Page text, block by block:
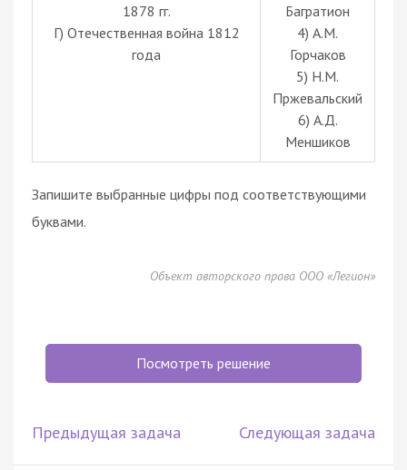
1878 гг.
Г) Отечественная война 1812
года
Багратион
4) А.М.
Горчаков
5) Н.М.
Пржевальский
6) А.Д.
Меншиков
Запишите выбранные цифры под соответствующими
буквами.
Объект авторского права ООО «Легион»
Посмотреть решение
Предыдущая задача Следующая задача